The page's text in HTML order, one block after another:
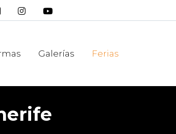
Galerías Ferias